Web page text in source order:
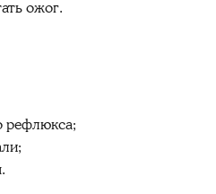
ожог.
рефлюкса;